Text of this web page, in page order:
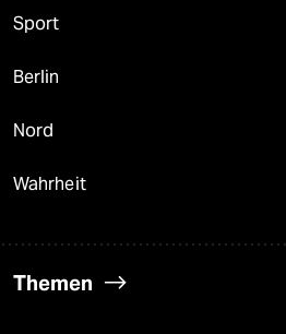
Sport
Berlin
Nord
Wahrheit
Themen